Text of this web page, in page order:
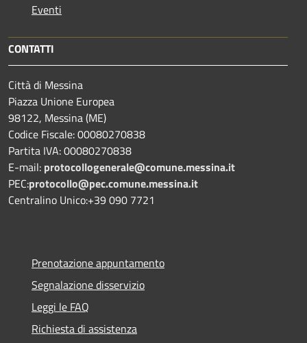
Eventi
CONTATTI
Città di Messina
Piazza Unione Europea
98122, Messina (ME)
Codice Fiscale: 00080270838
Partita IVA: 00080270838
E-mail: protocollogenerale@comune.messina.it
PEC:protocollo@pec.comune.messina.it
Centralino Unico:+39 090 7721
Prenotazione appuntamento
Segnalazione disservizio
Leggi le FAQ
Richiesta di assistenza